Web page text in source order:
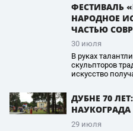
ФЕСТИВАЛЬ
НАРОДНОЕ
ЧАСТЬЮ
30 июля
В руках
скульпторов
искусство
ДУБНЕ 70
НАУКОГРАДА
29 июля